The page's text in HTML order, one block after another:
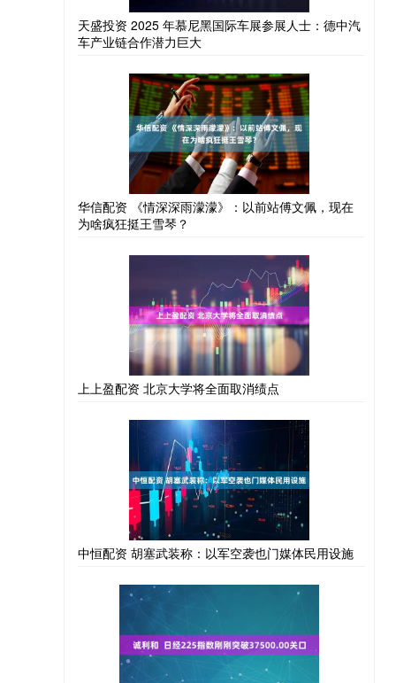
天盛投资 2025 年慕尼黑国际车展参展人士：德中汽
车产业链合作潜力巨大
华信配资 《情深深雨濛濛》：以前站傅文佩，现在
为啥疯狂挺王雪琴？
上上盈配资 北京大学将全面取消绩点
中恒配资 胡塞武装称：以军空袭也门媒体民用设施